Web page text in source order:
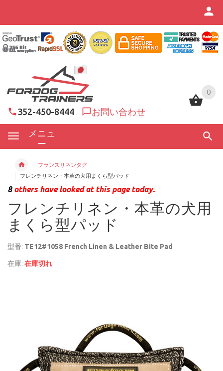
0
352-450-8444 お問い合わせ
メニュ
ー
0
フランスリネンタグ
フレンチリネン・本革の犬用まくら型パッド
8others have looked at this page today.
フレンチリネン・本革の犬用
まくら型パッド
型番: TE12#1058 French Linen & Leather Bite Pad
在庫: 在庫切れ